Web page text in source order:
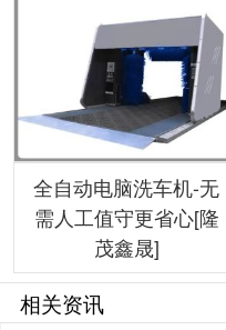
全自动电脑洗车机-无
需人工值守更省心[隆
茂鑫晟]
相关资讯